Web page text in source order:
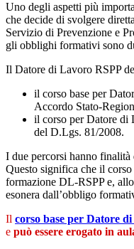
Uno degli aspetti più
che decide di svolgere
Servizio di Prevenzione e
gli obblighi formativi sono
Il Datore di Lavoro RSPP
il corso base per
Accordo Stato-
il corso per Datore di
del D.Lgs. 81/2008.
I due percorsi hanno
Questo significa che il
formazione DL-RSPP e,
esonera dall’obbligo
Il corso base per Datore
e può essere erogato in